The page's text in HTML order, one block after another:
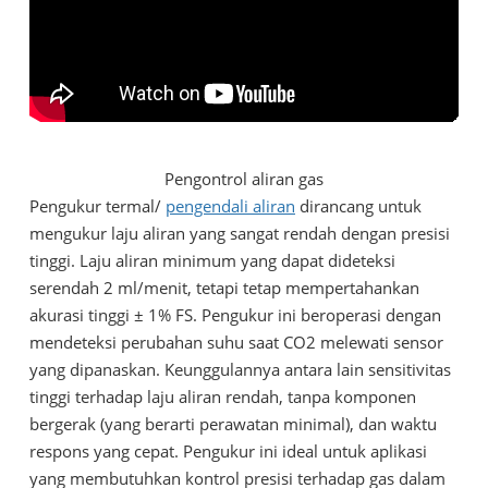
Pengontrol aliran gas
Pengukur termal/ pengendali aliran dirancang untuk
mengukur laju aliran yang sangat rendah dengan presisi
tinggi. Laju aliran minimum yang dapat dideteksi
serendah 2 ml/menit, tetapi tetap mempertahankan
akurasi tinggi ± 1% FS. Pengukur ini beroperasi dengan
mendeteksi perubahan suhu saat CO2 melewati sensor
yang dipanaskan. Keunggulannya antara lain sensitivitas
tinggi terhadap laju aliran rendah, tanpa komponen
bergerak (yang berarti perawatan minimal), dan waktu
respons yang cepat. Pengukur ini ideal untuk aplikasi
yang membutuhkan kontrol presisi terhadap gas dalam